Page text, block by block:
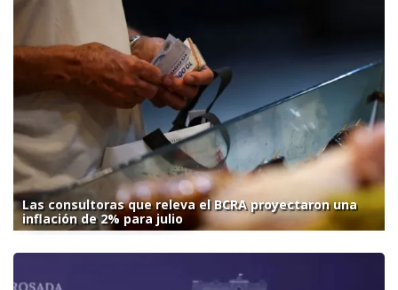
Las consultoras que releva el BCRA proyectaron una
inflación de 2% para julio